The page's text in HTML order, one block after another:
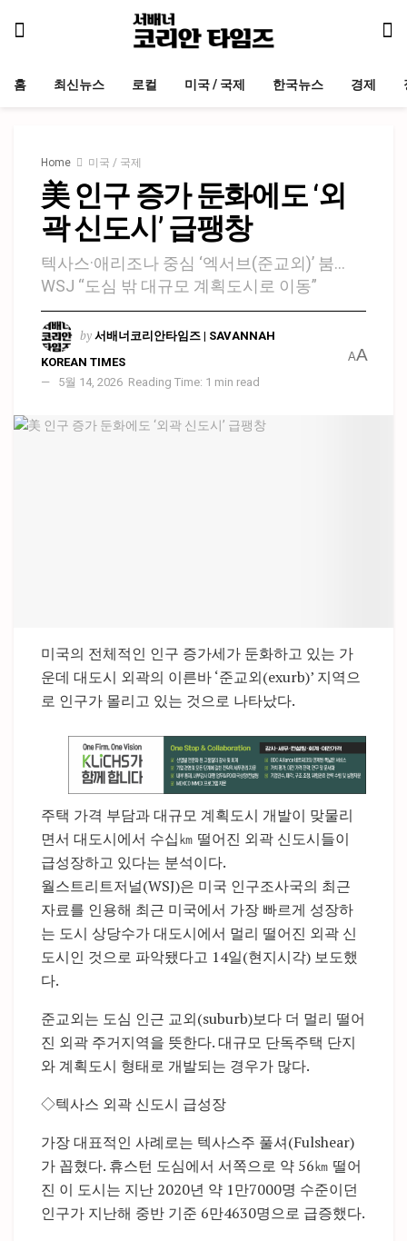
홈 최신뉴스 로컬 미국 / 국제 한국뉴스 경제
Home 미국 / 국제
美 인구 증가 둔화에도 ‘외
곽 신도시’ 급팽창
텍사스·애리조나 중심 ‘엑서브(준교외)’ 붐…
WSJ “도심 밖 대규모 계획도시로 이동”
by 서배너코리안타임즈 | SAVANNAH
KOREAN TIMES
5월 14, 2026 Reading Time: 1 min read
AA
미국의 전체적인 인구 증가세가 둔화하고 있는 가
운데 대도시 외곽의 이른바 ‘준교외(exurb)’ 지역으
로 인구가 몰리고 있는 것으로 나타났다.
주택 가격 부담과 대규모 계획도시 개발이 맞물리
면서 대도시에서 수십㎞ 떨어진 외곽 신도시들이
급성장하고 있다는 분석이다.
월스트리트저널(WSJ)은 미국 인구조사국의 최근
자료를 인용해 최근 미국에서 가장 빠르게 성장하
는 도시 상당수가 대도시에서 멀리 떨어진 외곽 신
도시인 것으로 파악됐다고 14일(현지시각) 보도했
다.
준교외는 도심 인근 교외(suburb)보다 더 멀리 떨어
진 외곽 주거지역을 뜻한다. 대규모 단독주택 단지
와 계획도시 형태로 개발되는 경우가 많다.
◇텍사스 외곽 신도시 급성장
가장 대표적인 사례로는 텍사스주 풀셔(Fulshear)
가 꼽혔다. 휴스턴 도심에서 서쪽으로 약 56㎞ 떨어
진 이 도시는 지난 2020년 약 1만7000명 수준이던
인구가 지난해 중반 기준 6만4630명으로 급증했다.